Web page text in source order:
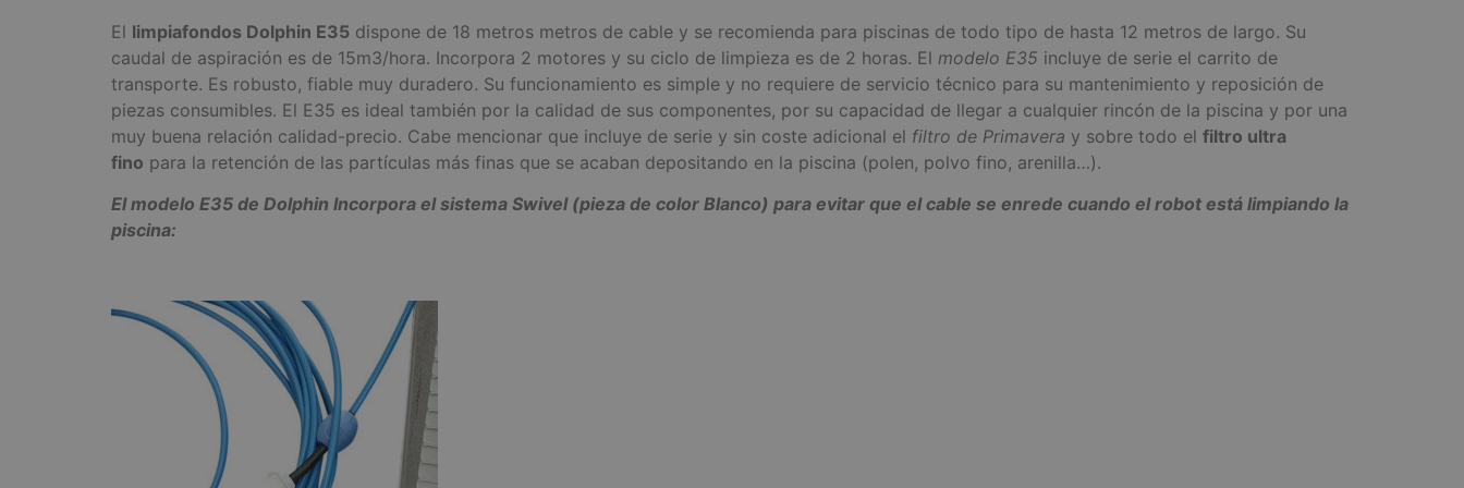
El limpiafondos Dolphin E35 dispone de 18 metros metros de cable y se recomienda para piscinas de todo tipo de hasta 12 metros de largo. Su
caudal de aspiración es de 15m3/hora. Incorpora 2 motores y su ciclo de limpieza es de 2 horas. El modelo E35 incluye de serie el carrito de
transporte. Es robusto, fiable muy duradero. Su funcionamiento es simple y no requiere de servicio técnico para su mantenimiento y reposición de
piezas consumibles. El E35 es ideal también por la calidad de sus componentes, por su capacidad de llegar a cualquier rincón de la piscina y por una
muy buena relación calidad-precio. Cabe mencionar que incluye de serie y sin coste adicional el filtro de Primavera y sobre todo el filtro ultra
fino para la retención de las partículas más finas que se acaban depositando en la piscina (polen, polvo fino, arenilla…).
El modelo E35 de Dolphin Incorpora el sistema Swivel (pieza de color Blanco) para evitar que el cable se enrede cuando el robot está limpiando la
piscina: